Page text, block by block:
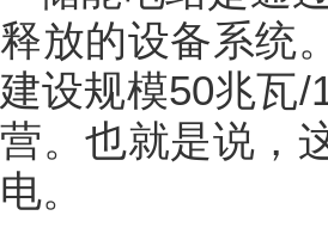
释放的设备系统
建设规模50兆瓦/
营。也就是说，
电。